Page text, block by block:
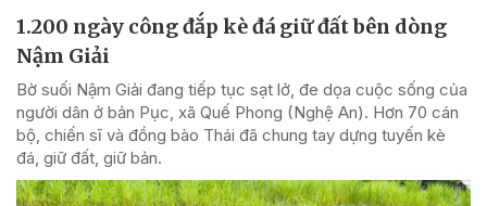
1.200 ngày công đắp kè đá giữ đất bên dòng
Nậm Giải
Bờ suối Nậm Giải đang tiếp tục sạt lở, đe dọa cuộc sống của
người dân ở bản Pục, xã Quế Phong (Nghệ An). Hơn 70 cán
bộ, chiến sĩ và đồng bào Thái đã chung tay dựng tuyến kè
đá, giữ đất, giữ bản.